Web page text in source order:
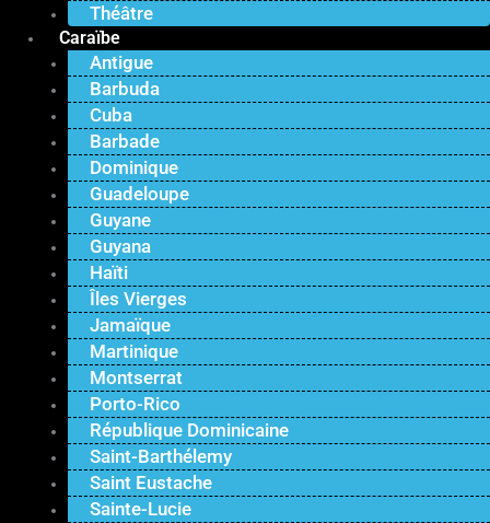
Théâtre
Caraïbe
Antigue
Barbuda
Cuba
Barbade
Dominique
Guadeloupe
Guyane
Guyana
Haïti
Îles Vierges
Jamaïque
Martinique
Montserrat
Porto-Rico
République Dominicaine
Saint-Barthélemy
Saint Eustache
Sainte-Lucie